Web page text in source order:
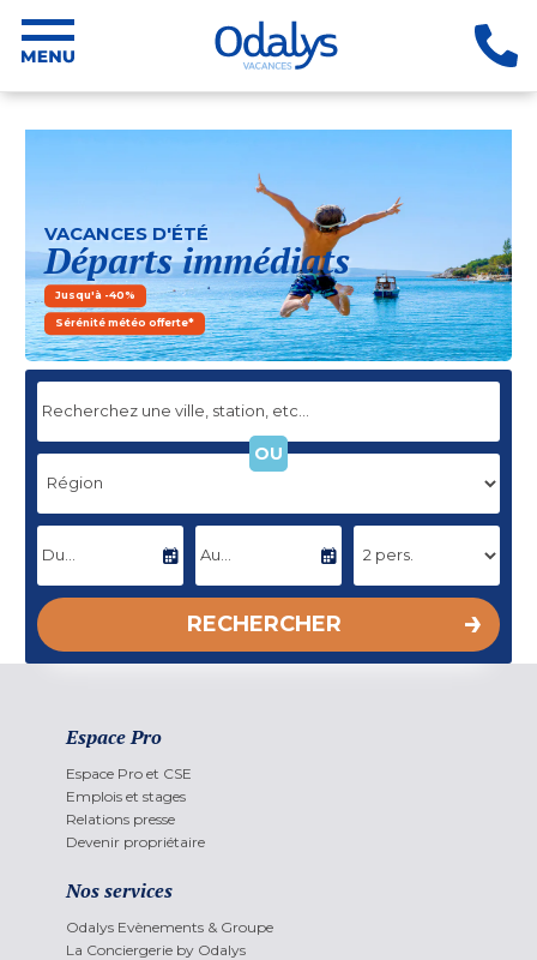
VACANCES D'ÉTÉ
Départs immédiats
Jusqu'à -40%
Sérénité météo offerte*
OU
RECHERCHER
Espace Pro
Espace Pro et CSE
Emplois et stages
Relations presse
Devenir propriétaire
Nos services
Odalys Evènements & Groupe
La Conciergerie by Odalys